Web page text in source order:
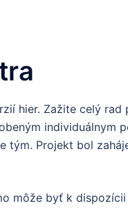
hier. Zažite celý
individuálnym
tým. Projekt bol
môže byť k